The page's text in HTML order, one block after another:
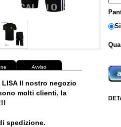
Avviso
Il nostro negozio
molti clienti, la
spedizione.
Si